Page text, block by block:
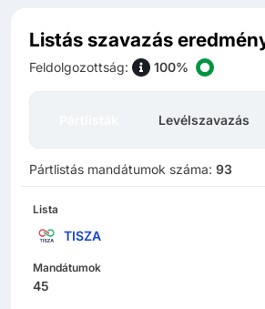
Listás szavazás
Feldolgozottság: 100%
Levélszavazás
Pártlistás mandátumok száma: 93
Lista
TISZA
Mandátumok
45